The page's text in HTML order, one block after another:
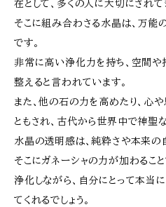
在として、多くの人に大切にされて
そこに組み合わさる水晶は、万能
です。
非常に高い浄化力を持ち、空間や
整えると言われています。
また、他の石の力を高めたり、心
ともされ、古代から世界中で神聖
水晶の透明感は、純粋さや本来の
そこにガネーシャの力が加わるこ
浄化しながら、自分にとって本当
てくれるでしょう。